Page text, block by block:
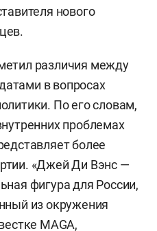
нового
различия между
в вопросах
По его словам,
проблемах
более
«Джей Ди Вэнс —
фигура для России,
из окружения
MAGA,